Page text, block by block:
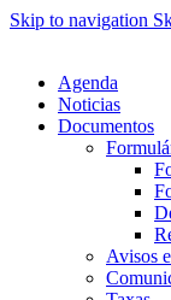
Skip to navigation
Agenda
Noticias
Documentos
Avisos